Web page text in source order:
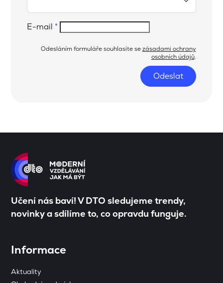
E-mail *
Odesláním formuláře souhlasíte sezásadami ochrany
osobních údajů.
Odeslat
Učení nás baví! V DTO sledujeme trendy,
novinky a sdílíme to, co opravdu funguje.
Informace
Aktuality